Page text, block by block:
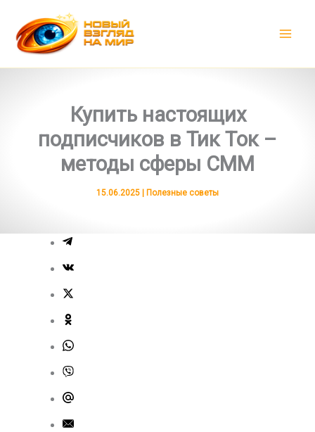
содержимому
Купить настоящих
подписчиков в Тик Ток –
методы сферы СММ
15.06.2025 | Полезные советы